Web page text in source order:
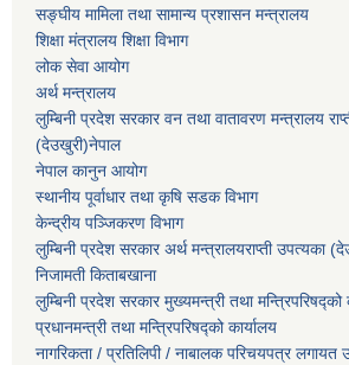
सङ्घीय मामिला तथा सामान्य प्रशासन मन्त्रालय
शिक्षा मंत्रालय शिक्षा विभाग
लोक सेवा आयोग
अर्थ मन्त्रालय
लुम्बिनी प्रदेश सरकार वन तथा वातावरण मन्त्रालय
(देउखुरी)नेपाल
नेपाल कानुन आयोग
स्थानीय पूर्वाधार तथा कृषि सडक विभाग
केन्द्रीय पञ्जिकरण विभाग
लुम्बिनी प्रदेश सरकार अर्थ मन्त्रालयराप्ती उपत्यका
निजामती किताबखाना
लुम्बिनी प्रदेश सरकार मुख्यमन्त्री तथा मन्त्रिपरिषद्को
प्रधानमन्त्री तथा मन्त्रिपरिषद्को कार्यालय
नागरिकता / प्रतिलिपी / नाबालक परिचयपत्र लगायत